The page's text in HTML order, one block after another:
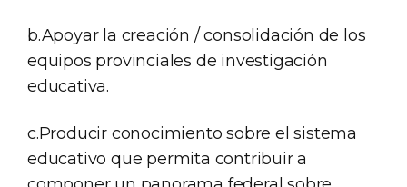
b.Apoyar la creación / consolidación de los
equipos provinciales de investigación
educativa.
c.Producir conocimiento sobre el sistema
educativo que permita contribuir a